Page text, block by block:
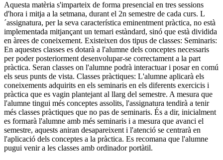
Aquesta matèria s'imparteix de forma presencial en tres sessions
d'hora i mitja a la setmana, durant el 2n semestre de cada curs. L
´assignatura, per la seva característica eminentment pràctica, no està
implementada mitjançant un temari estàndard, sinó que està dividida
en àrees de coneixement. Existeixen dos tipus de classes: Seminaris:
En aquestes classes es dotarà a l'alumne dels conceptes necessaris
per poder posteriorment desenvolupar-se correctament a la part
pràctica. Seran classes on l'alumne podrà interactuar i posar en comú
els seus punts de vista. Classes pràctiques: L'alumne aplicarà els
coneixements adquirits en els seminaris en els diferents exercicis i
pràctica que es vagin plantejant al llarg del semestre. A mesura que
l'alumne tingui més conceptes assolits, l'assignatura tendirà a tenir
més classes pràctiques que no pas de seminaris. És a dir, inicialment
es formarà l'alumne amb més seminaris i a mesura que avanci el
semestre, aquests aniran desapareixent i l'atenció se centrarà en
l'aplicació dels conceptes a la pràctica. Es recomana que l'alumne
pugui venir a les classes amb ordinador portàtil.